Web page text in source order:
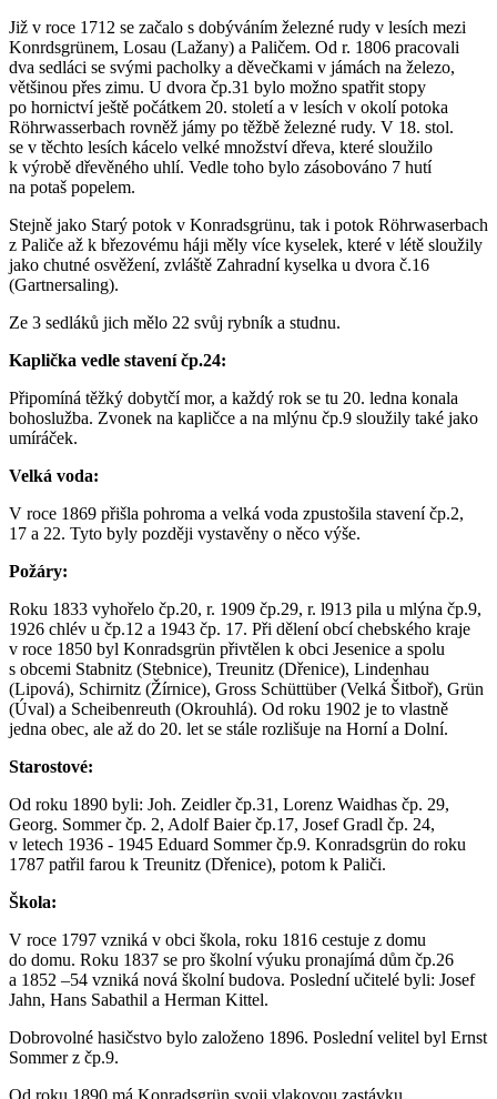
Již v roce 1712 se začalo s dobýváním železné rudy v lesích mezi
Konrdsgrünem, Losau (Lažany) a Paličem. Od r. 1806 pracovali
dva sedláci se svými pacholky a děvečkami v jámách na železo,
většinou přes zimu. U dvora čp.31 bylo možno spatřit stopy
po hornictví ještě počátkem 20. století a v lesích v okolí potoka
Röhrwasserbach rovněž jámy po těžbě železné rudy. V 18. stol.
se v těchto lesích kácelo velké množství dřeva, které sloužilo
k výrobě dřevěného uhlí. Vedle toho bylo zásobováno 7 hutí
na potaš popelem.
Stejně jako Starý potok v Konradsgrünu, tak i potok Röhrwaserbach
z Paliče až k březovému háji měly více kyselek, které v létě sloužily
jako chutné osvěžení, zvláště Zahradní kyselka u dvora č.16
(Gartnersaling).
Ze 3 sedláků jich mělo 22 svůj rybník a studnu.
Kaplička vedle stavení čp.24:
Připomíná těžký dobytčí mor, a každý rok se tu 20. ledna konala
bohoslužba. Zvonek na kapličce a na mlýnu čp.9 sloužily také jako
umíráček.
Velká voda:
V roce 1869 přišla pohroma a velká voda zpustošila stavení čp.2,
17 a 22. Tyto byly později vystavěny o něco výše.
Požáry:
Roku 1833 vyhořelo čp.20, r. 1909 čp.29, r. l913 pila u mlýna čp.9,
1926 chlév u čp.12 a 1943 čp. 17. Při dělení obcí chebského kraje
v roce 1850 byl Konradsgrün přivtělen k obci Jesenice a spolu
s obcemi Stabnitz (Stebnice), Treunitz (Dřenice), Lindenhau
(Lipová), Schirnitz (Žírnice), Gross Schüttüber (Velká Šitboř), Grün
(Úval) a Scheibenreuth (Okrouhlá). Od roku 1902 je to vlastně
jedna obec, ale až do 20. let se stále rozlišuje na Horní a Dolní.
Starostové:
Od roku 1890 byli: Joh. Zeidler čp.31, Lorenz Waidhas čp. 29,
Georg. Sommer čp. 2, Adolf Baier čp.17, Josef Gradl čp. 24,
v letech 1936 - 1945 Eduard Sommer čp.9. Konradsgrün do roku
1787 patřil farou k Treunitz (Dřenice), potom k Paliči.
Škola:
V roce 1797 vzniká v obci škola, roku 1816 cestuje z domu
do domu. Roku 1837 se pro školní výuku pronajímá dům čp.26
a 1852 –54 vzniká nová školní budova. Poslední učitelé byli: Josef
Jahn, Hans Sabathil a Herman Kittel.
Dobrovolné hasičstvo bylo založeno 1896. Poslední velitel byl Ernst
Sommer z čp.9.
Od roku 1890 má Konradsgrün svoji vlakovou zastávku.